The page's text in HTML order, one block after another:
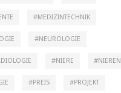
MEDIZINTECHNIK
NEUROLOGIE
NIERE NIEREN
PREIS PROJEKT